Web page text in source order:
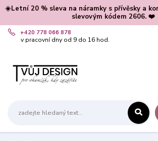
☀️Letní 20 % sleva na náramky s přívěsky a
slevovým kódem 2606. ❤️
+420 778 066 878
v pracovní dny od 9 do 16 hod.